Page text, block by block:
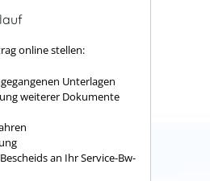
online stellen:
Unterlagen
weiterer Dokumente
an Ihr Service-Bw-